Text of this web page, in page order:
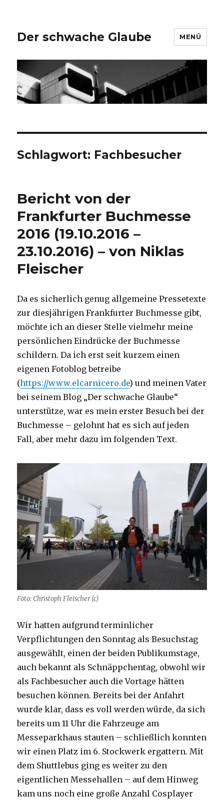
Der schwache Glaube MENÜ
Schlagwort: Fachbesucher
Bericht von der
Frankfurter Buchmesse
2016 (19.10.2016 –
23.10.2016) – von Niklas
Fleischer
Da es sicherlich genug allgemeine Pressetexte
zur diesjährigen Frankfurter Buchmesse gibt,
möchte ich an dieser Stelle vielmehr meine
persönlichen Eindrücke der Buchmesse
schildern. Da ich erst seit kurzem einen
eigenen Fotoblog betreibe
(https://www.elcarnicero.de) und meinen Vater
bei seinem Blog „Der schwache Glaube“
unterstütze, war es mein erster Besuch bei der
Buchmesse – gelohnt hat es sich auf jeden
Fall, aber mehr dazu im folgenden Text.
Foto: Christoph Fleischer (c)
Wir hatten aufgrund terminlicher
Verpflichtungen den Sonntag als Besuchstag
ausgewählt, einen der beiden Publikumstage,
auch bekannt als Schnäppchentag, obwohl wir
als Fachbesucher auch die Vortage hätten
besuchen können. Bereits bei der Anfahrt
wurde klar, dass es voll werden würde, da sich
bereits um 11 Uhr die Fahrzeuge am
Messeparkhaus stauten – schließlich konnten
wir einen Platz im 6. Stockwerk ergattern. Mit
dem Shuttlebus ging es weiter zu den
eigentlichen Messehallen – auf dem Hinweg
kam uns noch eine große Anzahl Cosplayer